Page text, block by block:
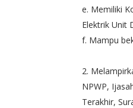
e. Memiliki
Elektrik Unit
f. Mampu
2.
NPWP,
Terakhir,